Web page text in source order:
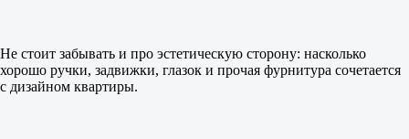
Не стоит забывать и про эстетическую сторону: насколько
хорошо ручки, задвижки, глазок и прочая фурнитура сочетается
с дизайном квартиры.